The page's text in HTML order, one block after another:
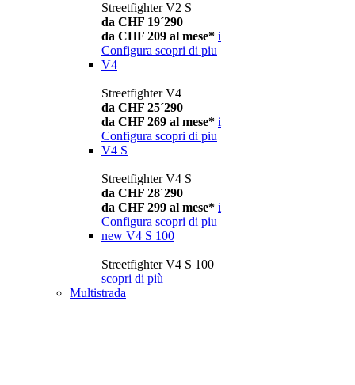
Streetfighter V2 S
da CHF 19´290
da CHF 209 al mese* i
Configura scopri di piu
V4
Streetfighter V4
da CHF 25´290
da CHF 269 al mese* i
Configura scopri di piu
V4 S
Streetfighter V4 S
da CHF 28´290
da CHF 299 al mese* i
Configura scopri di piu
new V4 S 100
Streetfighter V4 S 100
scopri di più
Multistrada